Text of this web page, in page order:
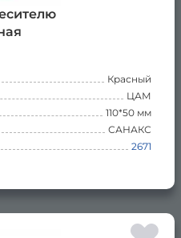
Красный
ЦАМ
110*50 мм
САНАКС
2671